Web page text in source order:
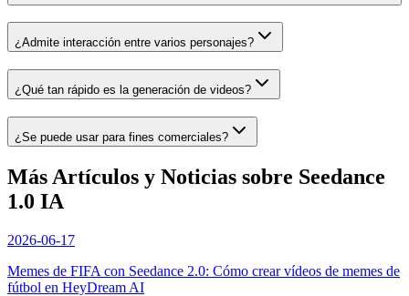
¿Admite interacción entre varios personajes?
¿Qué tan rápido es la generación de videos?
¿Se puede usar para fines comerciales?
Más Artículos y Noticias sobre Seedance
1.0 IA
2026-06-17
Memes de FIFA con Seedance 2.0: Cómo crear vídeos de memes de
fútbol en HeyDream AI